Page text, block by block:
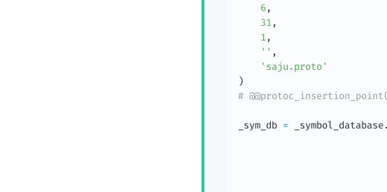
6,
31,
1,
'' ,
'saju.proto'
)
#
_sym_db = _symbol_database.